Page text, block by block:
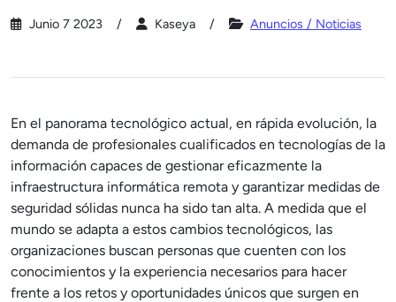
Junio 7 2023 Kaseya Anuncios / Noticias
En el panorama tecnológico actual, en rápida evolución, la
demanda de profesionales cualificados en tecnologías de la
información capaces de gestionar eficazmente la
infraestructura informática remota y garantizar medidas de
seguridad sólidas nunca ha sido tan alta. A medida que el
mundo se adapta a estos cambios tecnológicos, las
organizaciones buscan personas que cuenten con los
conocimientos y la experiencia necesarios para hacer
frente a los retos y oportunidades únicos que surgen en